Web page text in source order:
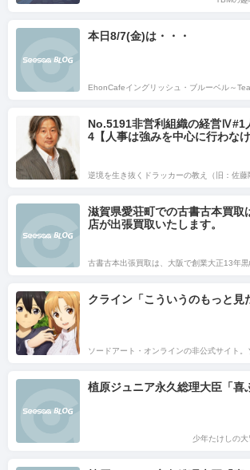
本日8/7(金)は・・・
No.5191非営利組織の経営Ⅳ#1
4【人事は強みを中心に行わな
滋賀県愛荘町での古書古本買取
店が出張買取いたします。
クライン「こういうのもっと見
植原ジュニア永久総理大臣「喜
少年たけしの